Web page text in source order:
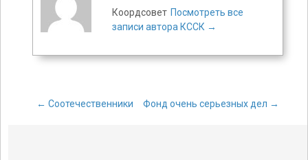
Коордсовет Посмотреть все
записи автора КССК →
← Соотечественники Фонд очень серьезных дел →